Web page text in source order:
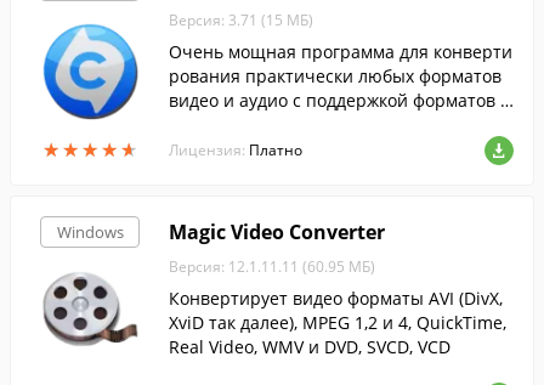
★★★★★
★★★★★
Версия: 3.71 (15 МБ)
Очень мощная программа для конверти
рования практически любых форматов
видео и аудио с поддержкой форматов д
Лицензия: Платно
Windows Magic Video Converter
Версия: 12.1.11.11 (60.95 МБ)
Конвертирует видео форматы AVI (DivX,
XviD так далее), MPEG 1,2 и 4, QuickTime,
Real Video, WMV и DVD, SVCD, VCD